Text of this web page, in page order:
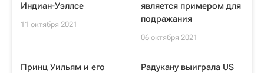
Индиан-Уэллсе
11 октября 2021
является примером для
подражания
06 октября 2021
Принц Уильям и его
Радукану выиграла US